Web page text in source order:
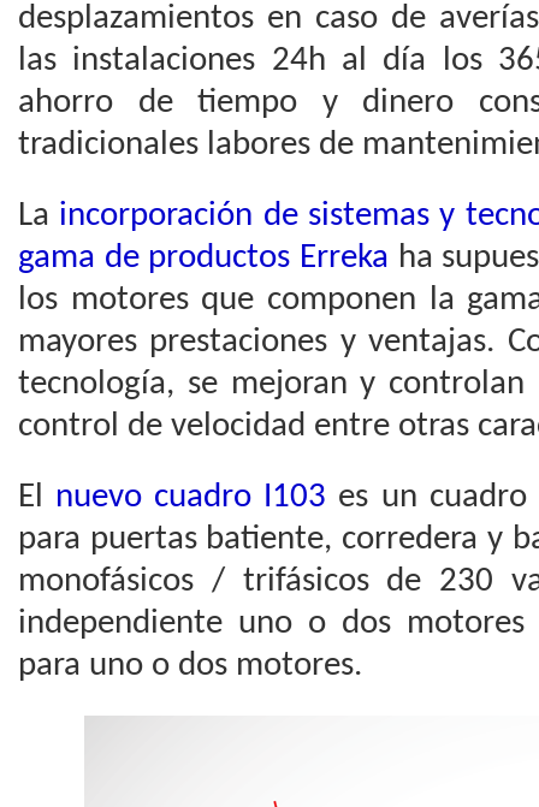
desplazamientos en caso de
las instalaciones 24h al día los
ahorro de tiempo y dinero
tradicionales labores de
La incorporación de sistemas y
gama de productos Erreka ha
los motores que componen la
mayores prestaciones y ventajas.
tecnología, se mejoran y
control de velocidad entre otras
El nuevo cuadro I103 es un cuadro
para puertas batiente, corredera y
monofásicos / trifásicos de 230
independiente uno o dos
para uno o dos motores.